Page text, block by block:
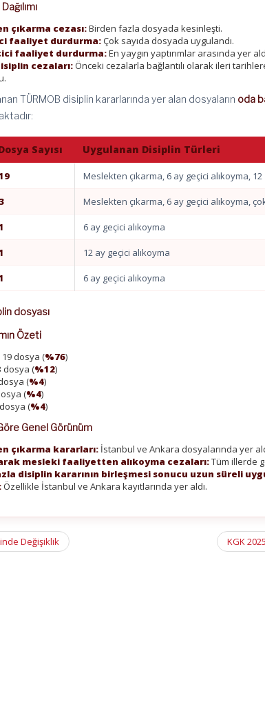
çıkarma cezası:Birden fazla dosyada kesinleşti.
faaliyet durdurma:Çok sayıda dosyada uygulandı.
faaliyet durdurma:En yaygın yaptırımlar arasında yer
cezaları:Önceki cezalarla bağlantılı olarak ileri
TÜRMOB disiplin kararlarında yer alan dosyaların oda
Sayısı Uygulanan Disiplin Türleri
Meslekten çıkarma, 6 ay geçici alıkoyma,
3 Meslekten çıkarma, 6 ay geçici alıkoyma,
6 ay geçici alıkoyma
12 ay geçici alıkoyma
6 ay geçici alıkoyma
dosyası
Özeti
19 dosya (%76)
dosya (%12)
(%4)
(%4)
(%4)
Genel Görünüm
çıkarma kararları: İstanbul ve Ankara dosyalarında yer
mesleki faaliyetten alıkoyma cezaları:Tüm illerde
disiplin kararının birleşmesi sonucu uzun süreli
Özellikle İstanbul ve Ankara kayıtlarında yer aldı.
Değişiklik KGK